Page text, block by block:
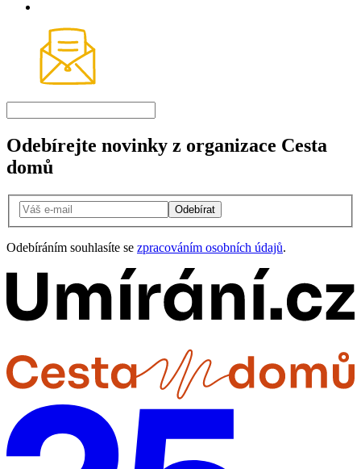
Odebírejte novinky z organizace Cesta
domů
Odebírat
Odebíráním souhlasíte se zpracováním osobních údajů.